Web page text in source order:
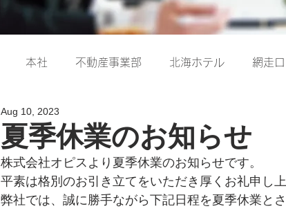
本社 不動産事業部 北海ホテル 網走
夏季休業のお知らせ
Aug 10, 2023
株式会社オピスより夏季休業のお知らせです。
平素は格別のお引き立てをいただき厚くお礼申し上
弊社では、誠に勝手ながら下記日程を夏季休業と